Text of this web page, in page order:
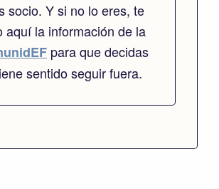
socio. Y si no lo eres, te
aquí la información de la
para que decidas
sentido seguir fuera.